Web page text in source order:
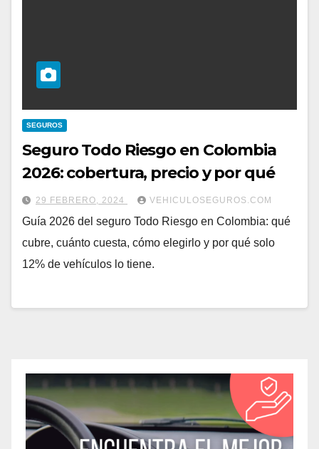
SEGUROS
Seguro Todo Riesgo en Colombia
2026: cobertura, precio y por qué
29 FEBRERO, 2024 VEHICULOSEGUROS.COM
Guía 2026 del seguro Todo Riesgo en Colombia: qué
cubre, cuánto cuesta, cómo elegirlo y por qué solo
12% de vehículos lo tiene.